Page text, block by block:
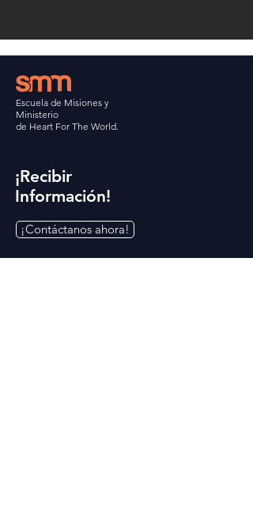
Escuela de Misiones y
Ministerio
de Heart For The World.
¡Recibir
Información!
¡Contáctanos ahora!